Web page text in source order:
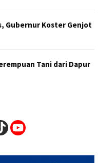
Gubernur Koster Genjot
Tani dari Dapur